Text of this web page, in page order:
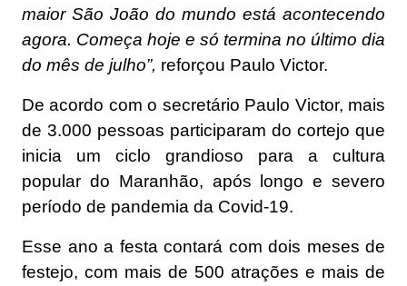
maior São João do mundo está acontecendo
agora. Começa hoje e só termina no último dia
do mês de julho”, reforçou Paulo Victor.
De acordo com o secretário Paulo Victor, mais
de 3.000 pessoas participaram do cortejo que
inicia um ciclo grandioso para a cultura
popular do Maranhão, após longo e severo
período de pandemia da Covid-19.
Esse ano a festa contará com dois meses de
festejo, com mais de 500 atrações e mais de